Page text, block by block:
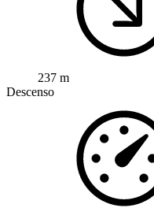
237 m
Descenso